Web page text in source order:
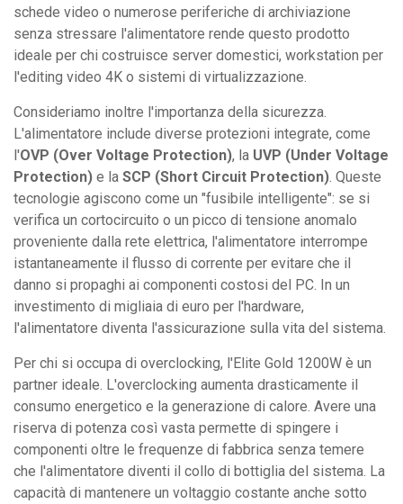
schede video o numerose periferiche di archiviazione
senza stressare l'alimentatore rende questo prodotto
ideale per chi costruisce server domestici, workstation per
l'editing video 4K o sistemi di virtualizzazione.
Consideriamo inoltre l'importanza della sicurezza.
L'alimentatore include diverse protezioni integrate, come
l'OVP (Over Voltage Protection), la UVP (Under Voltage
Protection) e la SCP (Short Circuit Protection) . Queste
tecnologie agiscono come un "fusibile intelligente": se si
verifica un cortocircuito o un picco di tensione anomalo
proveniente dalla rete elettrica, l'alimentatore interrompe
istantaneamente il flusso di corrente per evitare che il
danno si propaghi ai componenti costosi del PC. In un
investimento di migliaia di euro per l'hardware,
l'alimentatore diventa l'assicurazione sulla vita del sistema.
Per chi si occupa di overclocking, l'Elite Gold 1200W è un
partner ideale. L'overclocking aumenta drasticamente il
consumo energetico e la generazione di calore. Avere una
riserva di potenza così vasta permette di spingere i
componenti oltre le frequenze di fabbrica senza temere
che l'alimentatore diventi il collo di bottiglia del sistema. La
capacità di mantenere un voltaggio costante anche sotto